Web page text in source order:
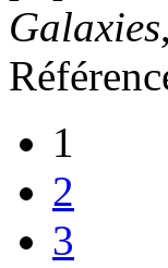
Galaxies
1
2
3